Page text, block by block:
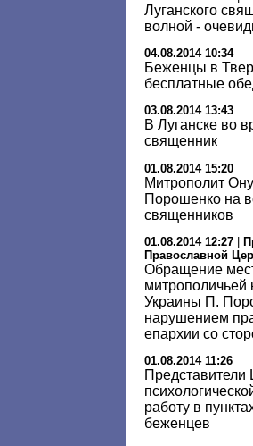
Луганского
волной -
04.08.2014 10:34
Беженцы в
бесплатные
03.08.2014 13:43
В Луганске во
священник
01.08.2014 15:20
Митрополит
Порошенко на
священников
01.08.2014 12:27
Православной
Обращение
митрополичьей
Украины П.
нарушением
епархии со
01.08.2014 11:26
работу в
беженцев